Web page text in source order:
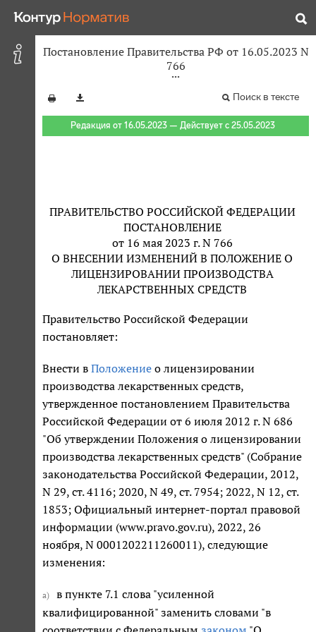
Постановление Правительства РФ от 16.05.2023 N
766
Поиск в тексте
Редакция от 16.05.2023 — Действует с 25.05.2023
ПРАВИТЕЛЬСТВО РОССИЙСКОЙ ФЕДЕРАЦИИ
ПОСТАНОВЛЕНИЕ
от 16 мая 2023 г. N 766
О ВНЕСЕНИИ ИЗМЕНЕНИЙ В ПОЛОЖЕНИЕ О
ЛИЦЕНЗИРОВАНИИ ПРОИЗВОДСТВА
ЛЕКАРСТВЕННЫХ СРЕДСТВ
Правительство Российской Федерации
постановляет:
Внести в Положение о лицензировании
производства лекарственных средств,
утвержденное постановлением Правительства
Российской Федерации от 6 июля 2012 г. N 686
"Об утверждении Положения о лицензировании
производства лекарственных средств" (Собрание
законодательства Российской Федерации, 2012,
N 29, ст. 4116; 2020, N 49, ст. 7954; 2022, N 12, ст.
1853; Официальный интернет-портал правовой
информации (www.pravo.gov.ru), 2022, 26
ноября, N 0001202211260011), следующие
изменения:
а)
в пункте 7.1 слова "усиленной
квалифицированной" заменить словами "в